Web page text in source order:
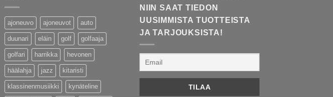
ajoneuvo ajoneuvot auto
duunari eläin golf golfaaja
golfari harrikka hevonen
häälahja jazz kitaristi
klassinenmusiikki kynäteline
NIIN SAAT TIEDON
UUSIMMISTA TUOTTEISTA
JA TARJOUKSISTA!